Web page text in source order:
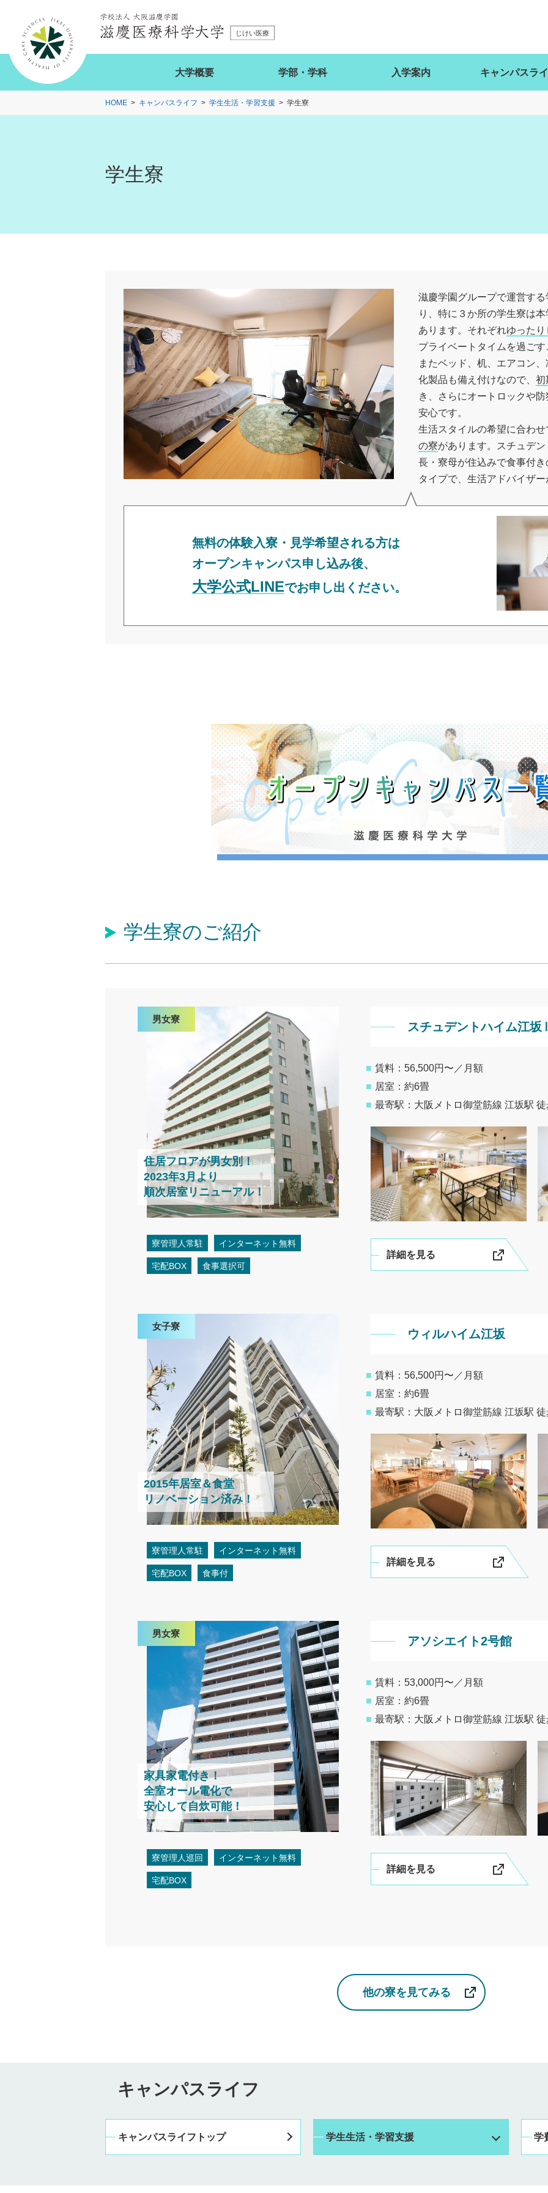
大学概要 学部・学科 入学案内 キャンパスラ
HOME キャンパスライフ 学生生活・学習支援 学生寮
学生寮
滋慶学園グループで運営す
り、特に３か所の学生寮は
あります。それぞれゆったり
プライベートタイムを過ご
またベッド、机、エアコン
化製品も備え付けなので、 初
き、さらにオートロックや
安心です。
生活スタイルの希望に合わせ
の寮があります。スチュデ
長・寮母が住込みで食事付
タイプで、生活アドバイザ
無料の体験入寮・見学希望される方は
オープンキャンパス申し込み後、
大学公式LINEでお申し出ください。
学生寮のご紹介
男女寮
住居フロアが男女別！
2023年3月より
順次居室リニューアル！
寮管理人常駐 インターネット無料
宅配BOX 食事選択可
スチュデントハイム江
■ 賃料：56,500円〜／月額
■ 居室：約6畳
■ 最寄駅：大阪メトロ御堂筋線 江坂駅
詳細を見る
女子寮
2015年居室＆食堂
リノベーション済み！
寮管理人常駐 インターネット無料
宅配BOX 食事付
ウィルハイム江坂
■ 賃料：56,500円〜／月額
■ 居室：約6畳
■ 最寄駅：大阪メトロ御堂筋線 江坂駅
詳細を見る
男女寮
家具家電付き！
全室オール電化で
安心して自炊可能！
寮管理人巡回 インターネット無料
宅配BOX
アソシエイト2号館
■ 賃料：53,000円〜／月額
■ 居室：約6畳
■ 最寄駅：大阪メトロ御堂筋線 江坂駅
詳細を見る
他の寮を見てみる
キャンパスライフ
キャンパスライフトップ 学生生活・学習支援 学